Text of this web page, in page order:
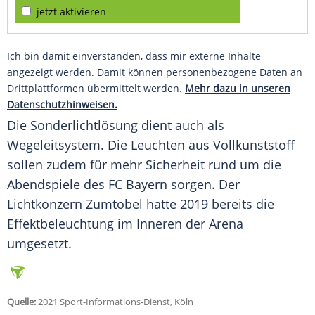
jetzt aktivieren
Ich bin damit einverstanden, dass mir externe Inhalte
angezeigt werden. Damit können personenbezogene Daten an
Drittplattformen übermittelt werden. Mehr dazu in unseren
Datenschutzhinweisen.
Die Sonderlichtlösung dient auch als
Wegeleitsystem. Die Leuchten aus Vollkunststoff
sollen zudem für mehr Sicherheit rund um die
Abendspiele des FC Bayern sorgen. Der
Lichtkonzern Zumtobel hatte 2019 bereits die
Effektbeleuchtung im Inneren der Arena
umgesetzt.
Quelle:2021 Sport-Informations-Dienst, Köln